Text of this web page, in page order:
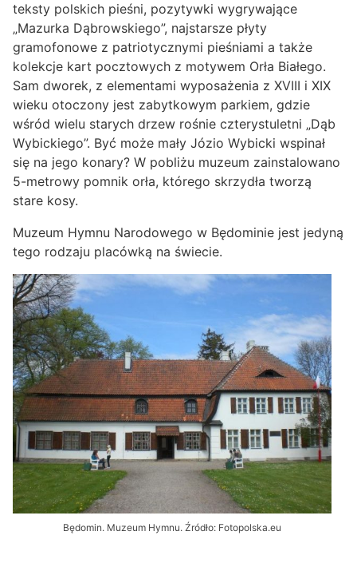
teksty polskich pieśni, pozytywki wygrywające
„Mazurka Dąbrowskiego”, najstarsze płyty
gramofonowe z patriotycznymi pieśniami a także
kolekcje kart pocztowych z motywem Orła Białego.
Sam dworek, z elementami wyposażenia z XVIII i XIX
wieku otoczony jest zabytkowym parkiem, gdzie
wśród wielu starych drzew rośnie czterystuletni „Dąb
Wybickiego”. Być może mały Józio Wybicki wspinał
się na jego konary? W pobliżu muzeum zainstalowano
5-metrowy pomnik orła, którego skrzydła tworzą
stare kosy.
Muzeum Hymnu Narodowego w Będominie jest jedyną
tego rodzaju placówką na świecie.
Będomin. Muzeum Hymnu. Źródło: Fotopolska.eu